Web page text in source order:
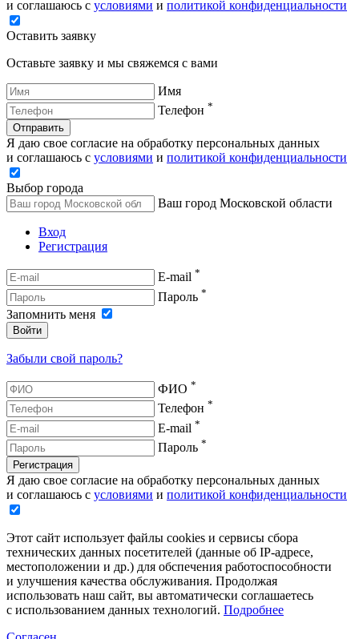
и соглашаюсь с условиями и политикой конфиденциальности
Оставить заявку
Оставьте заявку и мы свяжемся с вами
Имя
Телефон *
Отправить
Я даю свое согласие на обработку персональных данных
и соглашаюсь с условиями и политикой конфиденциальности
Выбор города
Ваш город Московской области
Вход
Регистрация
E-mail *
Пароль *
Запомнить меня
Войти
Забыли свой пароль?
ФИО *
Телефон *
E-mail *
Пароль *
Регистрация
Я даю свое согласие на обработку персональных данных
и соглашаюсь с условиями и политикой конфиденциальности
Этот сайт использует файлы cookies и сервисы сбора
технических данных посетителей (данные об IP-адресе,
местоположении и др.) для обспечения работоспособности
и улучшения качества обслуживания. Продолжая
использовать наш сайт, вы автоматически соглашаетесь
с использованием данных технологий. Подробнее